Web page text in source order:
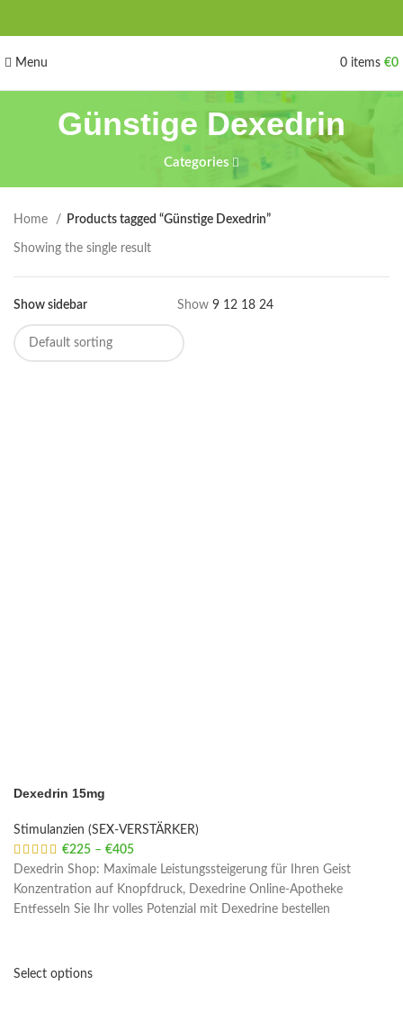
Menu 0 items €0
Günstige Dexedrin
Categories
Home Products tagged “Günstige Dexedrin”
Showing the single result
Show sidebar Show 9 12 18 24
Dexedrin 15mg
Stimulanzien (SEX-VERSTÄRKER)
€225 – €405
Dexedrin Shop: Maximale Leistungssteigerung für Ihren Geist
Konzentration auf Knopfdruck, Dexedrine Online-Apotheke
Entfesseln Sie Ihr volles Potenzial mit Dexedrine bestellen
Select options